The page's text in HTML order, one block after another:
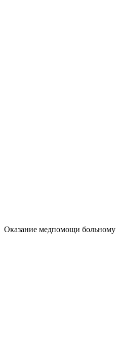
Оказание медпомощи больному